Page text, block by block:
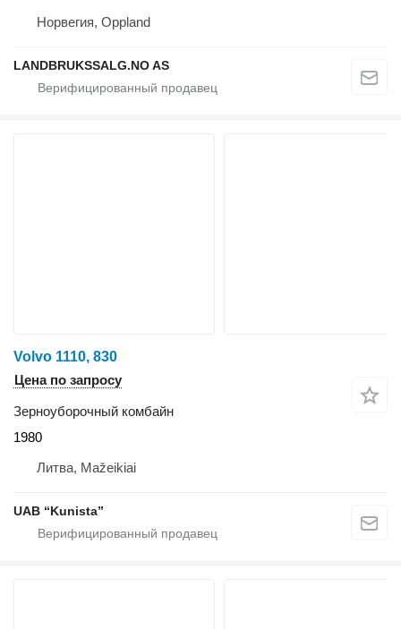
Норвегия, Oppland
LANDBRUKSSALG.NO AS
Volvo 1110, 830
Цена по запросу
Зерноуборочный комбайн
1980
Литва, Mažeikiai
UAB “Kunista”